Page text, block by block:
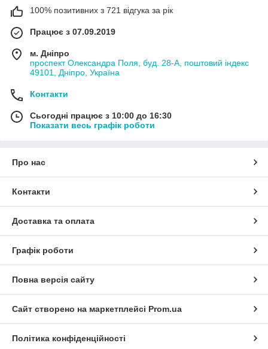
100% позитивних з 721 відгука за рік
Працює з 07.09.2019
м. Дніпро
проспект Олександра Поля, буд. 28-А, поштовий індекс
49101, Дніпро, Україна
Контакти
Сьогодні працює з 10:00 до 16:30
Показати весь графік роботи
Про нас
Контакти
Доставка та оплата
Графік роботи
Повна версія сайту
Сайт створено на маркетплейсі Prom.ua
Політика конфіденційності